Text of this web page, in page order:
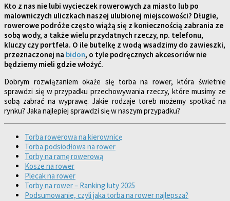
Kto z nas nie lubi wycieczek rowerowych za miasto lub po
malowniczych uliczkach naszej ulubionej miejscowości? Długie,
rowerowe podróże często wiążą się z koniecznością zabrania ze
sobą wody, a także wielu przydatnych rzeczy, np. telefonu,
kluczy czy portfela. O ile butelkę z wodą wsadzimy do zawieszki,
przeznaczonej na bidon, o tyle podręcznych akcesoriów nie
będziemy mieli gdzie włożyć.
Dobrym rozwiązaniem okaże się torba na rower, która świetnie
sprawdzi się w przypadku przechowywania rzeczy, które musimy ze
sobą zabrać na wyprawę. Jakie rodzaje toreb możemy spotkać na
rynku? Jaka najlepiej sprawdzi się w naszym przypadku?
Torba rowerowa na kierownicę
Torba podsiodłowa na rower
Torby na ramę rowerową
Kosze na rower
Plecak na rower
Torby na rower – Ranking luty 2025
Podsumowanie, czyli jaka torba na rower najlepsza?